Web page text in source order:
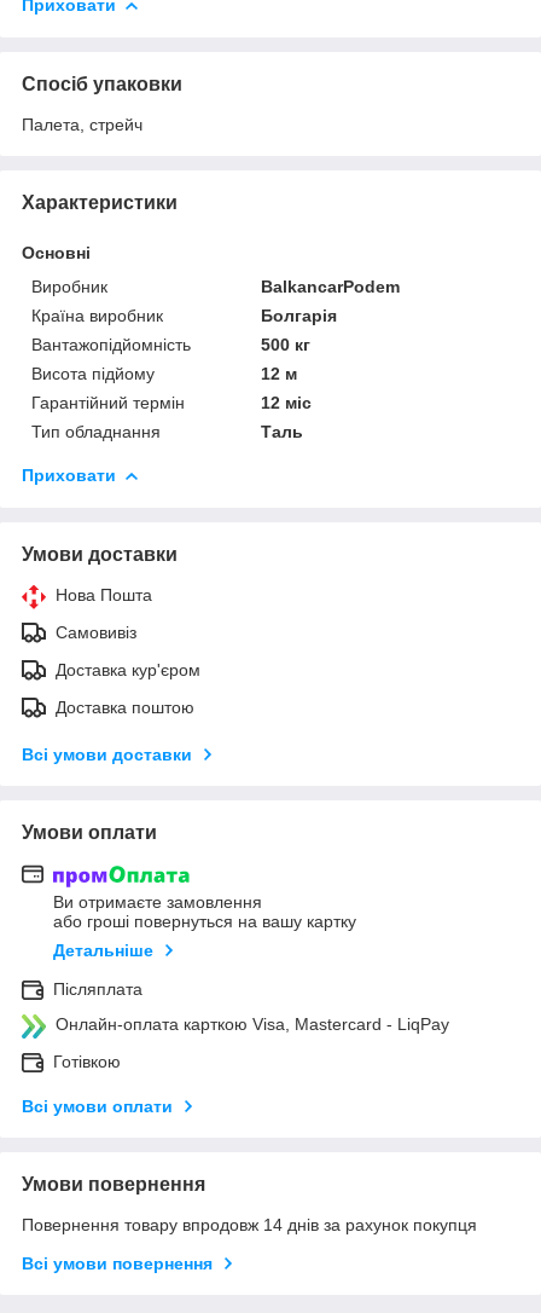
Приховати
Спосіб упаковки
Палета, стрейч
Характеристики
Основні
Виробник
BalkancarPodem
Країна виробник
Болгарія
Вантажопідйомність
500 кг
Висота підйому
12 м
Гарантійний термін
12 міс
Тип обладнання
Таль
Приховати
Умови доставки
Нова Пошта
Самовивіз
Доставка кур'єром
Доставка поштою
Всі умови доставки
Умови оплати
Ви отримаєте замовлення
або гроші повернуться на вашу картку
Детальніше
Післяплата
Онлайн-оплата карткою Visa, Mastercard - LiqPay
Готівкою
Всі умови оплати
Умови повернення
Повернення товару впродовж 14 днів за рахунок покупця
Всі умови повернення